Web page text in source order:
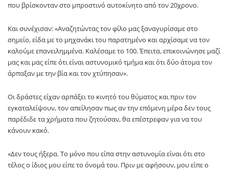
που βρίσκονταν στο μπροστινό αυτοκίνητο από τον 20χρονο.
Και συνέχισαν: «Αναζητώντας τον φίλο μας ξαναγυρίσαμε στο
σημείο, είδα με το μηχανάκι του παρατημένο και αρχίσαμε να τον
καλούμε επανειλημμένα. Καλέσαμε το 100. Έπειτα, επικοινώνησε μαζί
μας και μας είπε ότι είναι αστυνομικό τμήμα και ότι δύο άτομα τον
άρπαξαν με την βία και τον χτύπησαν».
Οι δράστες είχαν αρπάξει το κινητό του θύματος και πριν τον
εγκαταλείψουν, τον απείλησαν πως αν την επόμενη μέρα δεν τους
παρέδιδε τα χρήματα που ζητούσαν, θα επέστρεφαν για να του
κάνουν κακό.
«Δεν τους ήξερα. Το μόνο που είπα στην αστυνομία είναι ότι στο
τέλος ο ίδιος μου είπε το όνομά του. Πριν με αφήσουν, μου είπε ο